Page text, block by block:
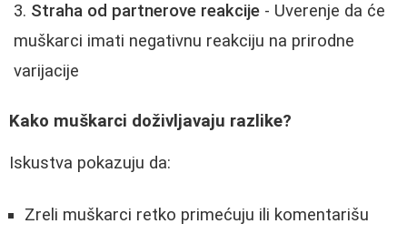
Straha od partnerove reakcije - Uverenje da će
muškarci imati negativnu reakciju na prirodne
varijacije
Kako muškarci doživljavaju razlike?
Iskustva pokazuju da:
Zreli muškarci retko primećuju ili komentarišu